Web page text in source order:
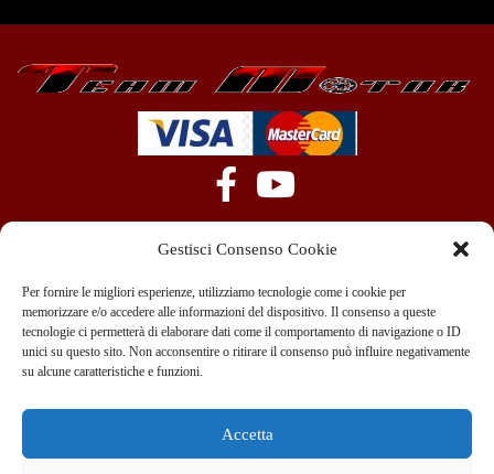
Gestisci Consenso Cookie
Per fornire le migliori esperienze, utilizziamo tecnologie come i cookie per
memorizzare e/o accedere alle informazioni del dispositivo. Il consenso a queste
tecnologie ci permetterà di elaborare dati come il comportamento di navigazione o ID
unici su questo sito. Non acconsentire o ritirare il consenso può influire negativamente
su alcune caratteristiche e funzioni.
Accetta
+39 351 970 89 33
info@teammotor.it